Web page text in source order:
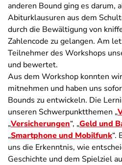
anderen Bound ging es darum,
Abiturklausuren aus dem
durch die Bewältigung von
Zahlencode zu gelangen. Am
Teilnehmer des Workshops
und bewertet.
Aus dem Workshop konnten
mitnehmen und haben uns
Bounds zu entwickeln. Die
unseren Schwerpunktthemen „
„Versicherungen“, „Geld und
„Smartphone und Mobilfunk“.
uns die Erkenntnis, wie
Geschichte und dem Spielziel